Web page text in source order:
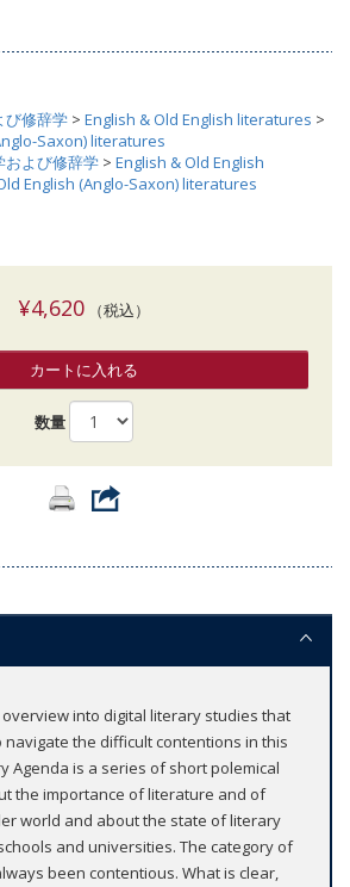
び修辞学 > English & Old English literatures >
Saxon) literatures
および修辞学 > English & Old English
English (Anglo-Saxon) literatures
¥4,620（税込）
カートに入れる
数量
into digital literary studies that
the difficult contentions in this
Agenda is a series of short polemical
the importance of literature and of
world and about the state of literary
and universities. The category of
been contentious. What is clear,